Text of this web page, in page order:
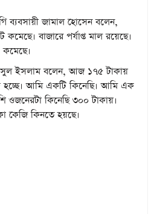
ব্যবসায়ী জামাল হোসেন বলেন,
বাজারে পর্যাপ্ত মাল রয়েছে।
ইসলাম বলেন, আজ ১৭৫ টাকায়
হচ্ছে। আমি একটি কিনেছি। আমি এক
ওজনেরটা কিনেছি ৩০০ টাকায়।
কেজি কিনতে হয়ছে।